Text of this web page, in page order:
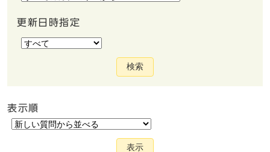
更新日時指定
検索
表示順
表示